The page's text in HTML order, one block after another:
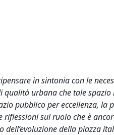
in sintonia con le
urbana che tale
pubblico per eccellenza, la
sul ruolo che è
della piazza